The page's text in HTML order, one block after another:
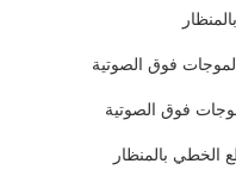
فوق الصوتية
فوق الصوتية
الخطي بالمنظار